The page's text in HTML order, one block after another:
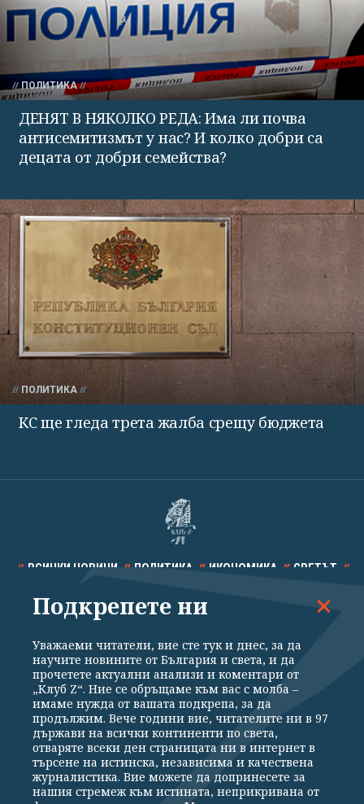
ПОЛИТИКА
ДЕНЯТ В НЯКОЛКО РЕДА: Има ли почва
антисемитизмът у нас? И колко добри са
децата от добри семейства?
ПОЛИТИКА
КС ще гледа трета жалба срещу бюджета
ВСИЧКИ НОВИНИ ПОЛИТИКА ИКОНОМИКА СВЕТЪТ
СПОРТ КУЛТУРА ТЕХНОЛОГИИ КАЛЕЙДОСКОП
Общи условия
Политика за поверителност
Реклама
Партньори Контакти
За Клуб Z
Екип
Подкрепете ни
Подкрепете ни
Уважаеми читатели, вие сте тук и днес, за да
научите новините от България и света, и да
прочетете актуални анализи и коментари от
„Клуб Z“. Ние се обръщаме към вас с молба –
имаме нужда от вашата подкрепа, за да
продължим. Вече години вие, читателите ни в 97
държави на всички континенти по света,
отваряте всеки ден страницата ни в интернет в
търсене на истинска, независима и качествена
журналистика. Вие можете да допринесете за
нашия стремеж към истината, неприкривана от